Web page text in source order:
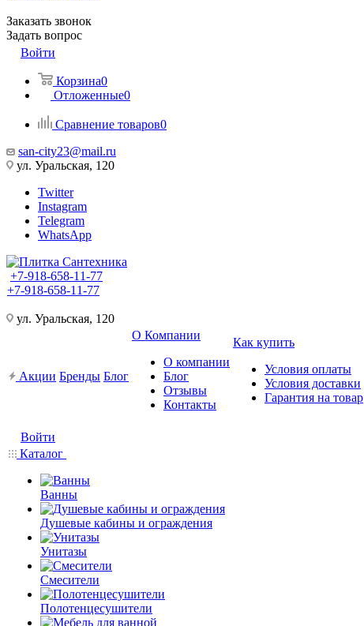
Заказать звонок
Задать вопрос
Войти
Корзина0
Отложенные0
Сравнение товаров0
san-city23@mail.ru
ул. Уральская, 120
Twitter
Instagram
Telegram
WhatsApp
+7-918-658-11-77
+7-918-658-11-77
ул. Уральская, 120
Акции Бренды Блог
О Компании
О компании
Блог
Отзывы
Контакты
Как купить
Условия оплаты
Условия доставки
Гарантия на товар
Войти
Каталог
Ванны
Душевые кабины и ограждения
Унитазы
Смесители
Полотенцесушители